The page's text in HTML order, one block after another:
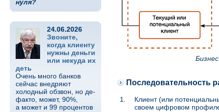
нуля?
24.06.2026
Звоните,
когда клиенту
нужны деньги
или некуда их
деть
Очень много банков
сейчас внедряют
холодный обзвон, но де-
факто, может, 90%,
а может и 99 процентов
Последовательность
1.
Клиент (или
своем цифровом